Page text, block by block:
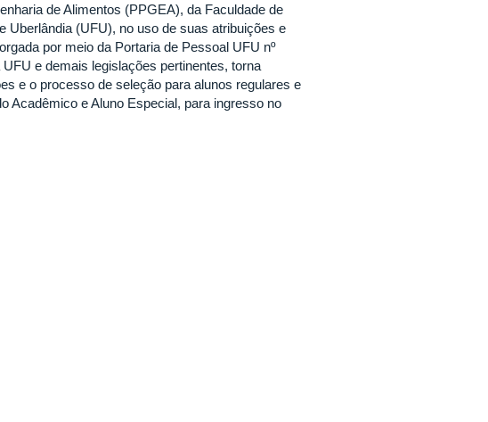
de Alimentos (PPGEA), da Faculdade de
Uberlândia (UFU), no uso de suas atribuições e
por meio da Portaria de Pessoal UFU nº
e demais legislações pertinentes, torna
e o processo de seleção para alunos regulares e
Acadêmico e Aluno Especial, para ingresso no